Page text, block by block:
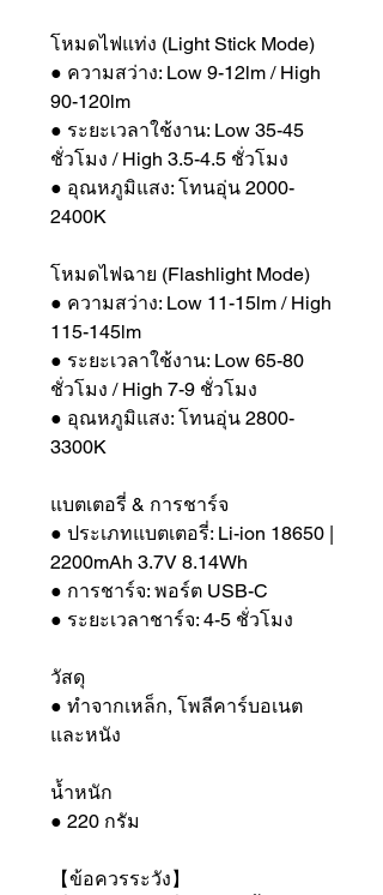
โหมดไฟแท่ง (Light Stick Mode)
● ความสว่าง: Low 9-12lm / High
90-120lm
● ระยะเวลาใช้งาน: Low 35-45
ชั่วโมง / High 3.5-4.5 ชั่วโมง
● อุณหภูมิแสง: โทนอุ่น 2000-
2400K
โหมดไฟฉาย (Flashlight Mode)
● ความสว่าง: Low 11-15lm / High
115-145lm
● ระยะเวลาใช้งาน: Low 65-80
ชั่วโมง / High 7-9 ชั่วโมง
● อุณหภูมิแสง: โทนอุ่น 2800-
3300K
แบตเตอรี่ & การชาร์จ
● ประเภทแบตเตอรี่: Li-ion 18650 |
2200mAh 3.7V 8.14Wh
● การชาร์จ: พอร์ต USB-C
● ระยะเวลาชาร์จ: 4-5 ชั่วโมง
วัสดุ
● ทำจากเหล็ก, โพลีคาร์บอเนต
และหนัง
น้ำหนัก
● 220 กรัม
【ข้อควรระวัง】